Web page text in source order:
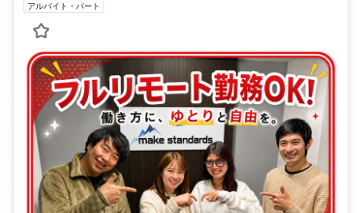
アルバイト・パート